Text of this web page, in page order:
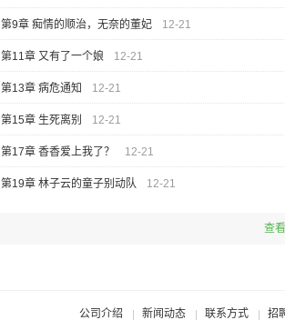
第9章 痴情的顺治，无奈的董妃 12-21
第11章 又有了一个娘 12-21
第13章 病危通知 12-21
第15章 生死离别 12-21
第17章 香香爱上我了？ 12-21
第19章 林子云的童子别动队 12-21
查
公司介绍 新闻动态 联系方式 招